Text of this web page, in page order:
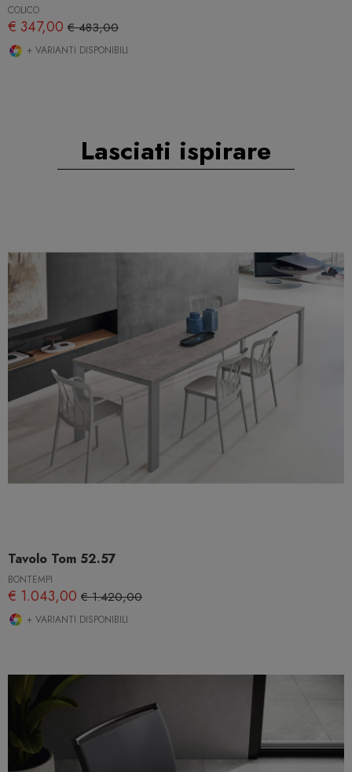
COLICO
€ 347,00 € 483,00
+ VARIANTI DISPONIBILI
Lasciati ispirare
Tavolo Tom 52.57
BONTEMPI
€ 1.043,00 € 1.420,00
+ VARIANTI DISPONIBILI